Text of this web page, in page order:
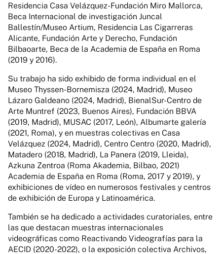
Residencia Casa Velázquez-Fundación Miro Mallorca,
Beca Internacional de investigación Juncal
Ballestín/Museo Artium, Residencia Las Cigarreras
Alicante, Fundación Arte y Derecho, Fundación
Bilbaoarte, Beca de la Academia de España en Roma
(2019 y 2016).
Su trabajo ha sido exhibido de forma individual en el
Museo Thyssen-Bornemisza (2024, Madrid), Museo
Lázaro Galdeano (2024, Madrid), BienalSur-Centro de
Arte Muntref (2023, Buenos Aires), Fundación BBVA
(2019, Madrid), MUSAC (2017, León), Albumarte galería
(2021, Roma), y en muestras colectivas en Casa
Velázquez (2024, Madrid), Centro Centro (2020, Madrid),
Matadero (2018, Madrid), La Panera (2019, Lleida),
Azkuna Zentroa (Roma Akademia, Bilbao, 2021)
Academia de España en Roma (Roma, 2017 y 2019), y
exhibiciones de vídeo en numerosos festivales y centros
de exhibición de Europa y Latinoamérica.
También se ha dedicado a actividades curatoriales, entre
las que destacan muestras internacionales
videográficas como Reactivando Videografías para la
AECID (2020-2022), o la exposición colectiva Archivos,